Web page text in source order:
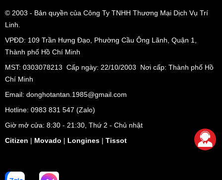
© 2003 - Bản quyền của Công Ty TNHH Thương Mại Dịch Vụ Trí
Linh.
VPĐD: 109 Trần Hưng Đạo, Phường Cầu Ông Lãnh, Quận 1,
Thành phố Hồ Chí Minh
MST: 0303078213 Cấp ngày: 22/10/2003 Nơi cấp: Thành phố Hồ
Chí Minh
Email: donghotantan.1985@gmail.com
Hotline: 0983 831 547 (Zalo)
Giờ mở cửa: 8:30 - 21:30, Thứ 2 - Chủ nhật
Citizen | Movado | Longines | Tissot